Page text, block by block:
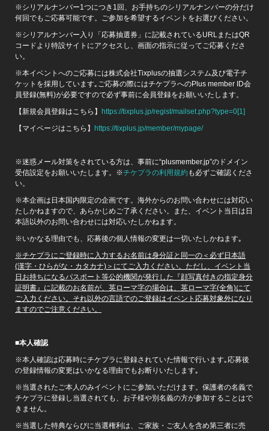
※シリアルナンバー1つにつき1回、お手持ちのシリアルナンバーの分だけ
何回でもご応募可能です。ご参加を希望するイベントをお選びください。
※シリアルナンバー入り「応募抽選券」に記載されているURLまたはQR
コードより特設サイトにアクセスし、画面の指示に従ってご応募くださ
い。
※本イベントへのご応募には株式会社Tixplusの抽選システム及び電子チ
ケットを採用しています｡ご応募の際にはチケプラへのPlus member ID会
員登録(無料)が必要ですので必ず事前に会員登録をお願いいたします。
【新規会員登録はこちら】 https://tixplus.jp/regist/mailset.php?type=0[1]
【マイページはこちら】 https://tixplus.jp/member/mypage/
※迷惑メール対策をされている方は、事前に“plusmember.jp”のドメイン
受信設定をお願いいたします。※チケプラの利用規約 も必ずご確認くださ
い。
※本企画は日本国内限定の企画です。海外からのお問い合わせには対応い
たしかねますので、あらかじめご了承ください。また、イベント当日は日
本語以外のお問い合わせには対応いたしかねます。
※いかなる理由でも、応募後の個人情報の変更は一切いたしかねます｡
※チケプラにご登録時に入力するお名前は身分証と同一の＜必ず日本語
(漢字・ひらがな・カタカナ)＞にてご入力ください。ただし、イベント当
日お持ちになるパスポート等公的機関が発行した『顔写真付きの指定身分
証明書』に記載のお名前が、英ローマ字の場合は、英ローマ字(全角)にて
ご入力ください。それ以外の言語でのご登録はイベント応募対象外になり
ますのでご注意ください。
■本人確認
※本人確認は応募時にチケプラに登録されていた情報で行います｡応募後
の登録情報の変更はいかなる理由でもお断りいたします｡
※当選されたご本人のみイベントにご参加いただけます。保護者の名義で
チケプラに登録し当選されても、お子様や別名義の方が参加することはで
きません。
※当選した特典ならびに当選権利は、ご家族・ご友人を含め第三者に売